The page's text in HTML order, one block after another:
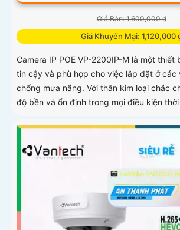
Giá Bán: 1,600,000 ₫
Giá Khuyến Mại: 1,120,000
Camera IP POE VP-2200IP-M là một thiết
tin cậy và phù hợp cho việc lắp đặt ở các
chống mưa nắng. Với thân kim loại chắc
độ bền và ổn định trong mọi điều kiện